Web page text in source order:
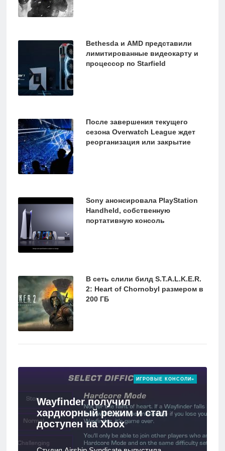
Bethesda и AMD представили
лимитированные видеокарту и
процессор по Starfield
После завершения текущего
сезона Overwatch League ждет
реорганизация или закрытие
Sony анонсировала PlayStation
Handheld, собственную
портативную консоль
В сеть слили билд S.T.A.L.K.E.R.
2: Heart of Chornobyl размером в
200 ГБ
ИГРОВЫЕ КОНСОЛИ»
Wayfinder получил
хардкорный режим и стал
доступен на Xbox